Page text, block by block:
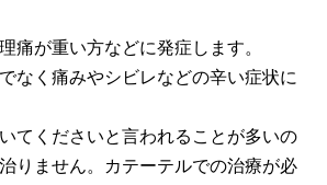
痛が重い方などに発症します。
なく痛みやシビレなどの辛い症状に
てくださいと言われることが多いの
りません。カテーテルでの治療が必